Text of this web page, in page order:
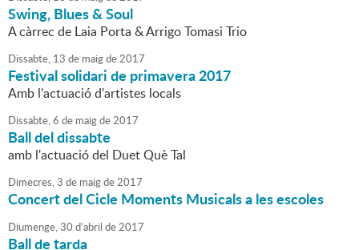
Swing, Blues & Soul
A càrrec de Laia Porta & Arrigo Tomasi Trio
Dissabte, 13 de maigde2017
Festival solidari de primavera 2017
Amb l'actuació d'artistes locals
Dissabte,6 de maigde2017
Ball del dissabte
amb l'actuació del Duet Què Tal
Dimecres,3 de maigde2017
Concert del Cicle Moments Musicals a les escoles
Diumenge,30 d'abril de2017
Ball de tarda